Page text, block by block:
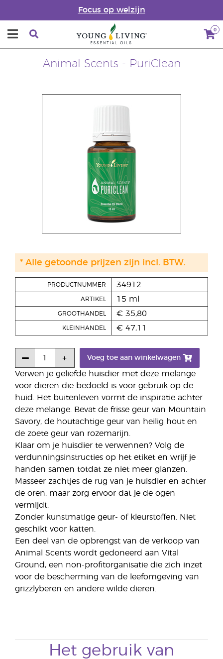
Focus op welzijn
0
Animal Scents - PuriClean
Verwen je geliefde huisdier met deze melange
voor dieren die bedoeld is voor gebruik op de
huid. Het buitenleven vormt de inspiratie achter
deze melange. Bevat de frisse geur van Mountain
Savory, de houtachtige geur van heilig hout en
de zoete geur van rozemarijn.
Klaar om je huisdier te verwennen? Volg de
verdunningsinstructies op het etiket en wrijf je
handen samen totdat ze niet meer glanzen.
Masseer zachtjes de rug van je huisdier en achter
de oren, maar zorg ervoor dat je de ogen
vermijdt.
Zonder kunstmatige geur- of kleurstoffen. Niet
geschikt voor katten.
Een deel van de opbrengst van de verkoop van
Animal Scents wordt gedoneerd aan Vital
Ground, een non-profitorganisatie die zich inzet
voor de bescherming van de leefomgeving van
grizzlyberen en andere wilde dieren.
PRODUCTNUMMER 34912
ARTIKEL 15 ml
GROOTHANDEL € 35,80
KLEINHANDEL € 47,11
Voeg toe aan winkelwagen
* Alle getoonde prijzen zijn incl. BTW.
Het gebruik van